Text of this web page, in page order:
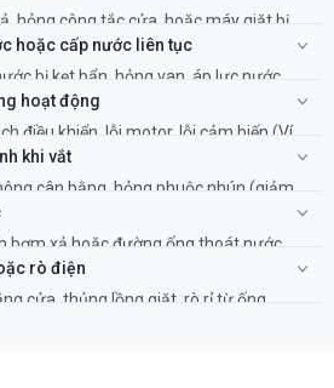
hỏng công tắc cửa, hoặc máy giặt bị
(phuộc nhún).
xả và công tắc cửa. Lỗi bạc đạn cần
hoặc cấp nước liên tục
bị kẹt bẩn, hỏng van, áp lực nước
ở đầu van cấp. Nếu không được, cần
và bo mạch.
hoạt động
điều khiển, lỗi motor, lỗi cảm biến (Ví
UE ở LG).
của hãng và gọi thợ có kinh nghiệm để
khi vắt
cân bằng, hỏng phuộc nhún (giảm
bị dồn về một phía.
lỗi về phuộc, bạc đạn cần thay thế
bơm xả hoặc đường ống thoát nước.
và kiểm tra ống thoát nước. Cần thợ
không được.
rò điện
cửa, thủng lồng giặt, rò rỉ từ ống